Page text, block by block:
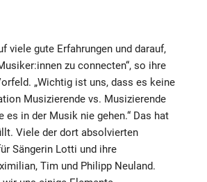
viele gute Erfahrungen und darauf,
zu connecten“, so ihre
„Wichtig ist uns, dass es keine
Musizierende vs. Musizierende
es in der Musik nie gehen.“ Das hat
Viele der dort absolvierten
Sängerin Lotti und ihre
Tim und Philipp Neuland.